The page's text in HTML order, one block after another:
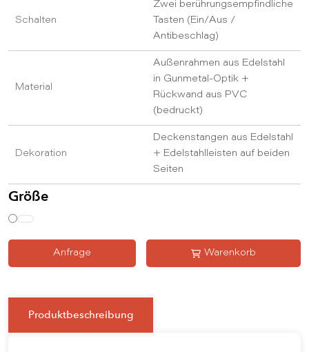
Schalten
Zwei berührungsempfindliche
Tasten (Ein/Aus /
Antibeschlag)
Material
Außenrahmen aus Edelstahl
in Gunmetal-Optik +
Rückwand aus PVC
(bedruckt)
Dekoration
Deckenstangen aus Edelstahl
+ Edelstahlleisten auf beiden
Seiten
Größe
Anfrage Warenkorb
Produktbeschreibung